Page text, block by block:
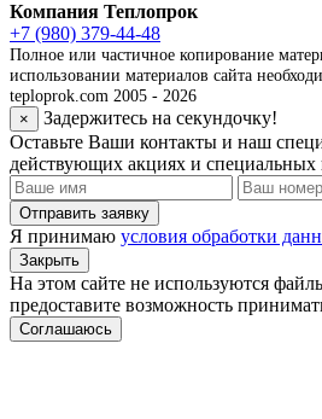
Компания Теплопрок
+7 (980) 379-44-48
Полное или частичное копирование
использовании материалов сайта
teploprok.com 2005 - 2026
×
Задержитесь на секундочку!
Оставьте Ваши контакты и наш
действующих акциях и специальных
Отправить заявку
Я принимаю условия обработки
Закрыть
На этом сайте не используются
предоставите возможность
Соглашаюсь